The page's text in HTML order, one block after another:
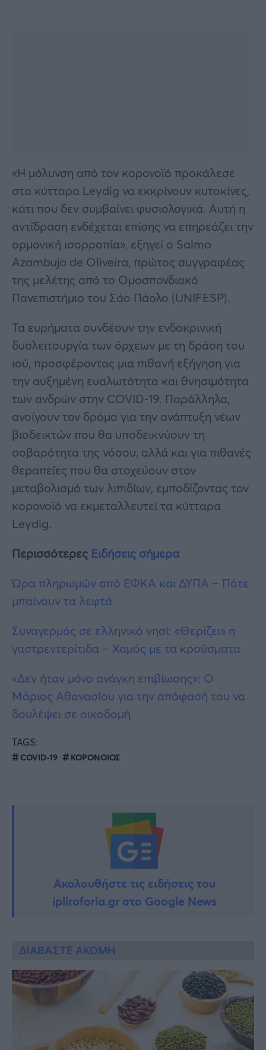
«Η μόλυνση από τον κορονοϊό προκάλεσε
στα κύτταρα Leydig να εκκρίνουν κυτοκίνες,
κάτι που δεν συμβαίνει φυσιολογικά. Αυτή η
αντίδραση ενδέχεται επίσης να επηρεάζει την
ορμονική ισορροπία», εξηγεί ο Salmo
Azambuja de Oliveira, πρώτος συγγραφέας
της μελέτης από το Ομοσπονδιακό
Πανεπιστήμιο του Σάο Πάολο (UNIFESP).
Τα ευρήματα συνδέουν την ενδοκρινική
δυσλειτουργία των όρχεων με τη δράση του
ιού, προσφέροντας μια πιθανή εξήγηση για
την αυξημένη ευαλωτότητα και θνησιμότητα
των ανδρών στην COVID-19. Παράλληλα,
ανοίγουν τον δρόμο για την ανάπτυξη νέων
βιοδεικτών που θα υποδεικνύουν τη
σοβαρότητα της νόσου, αλλά και για πιθανές
θεραπείες που θα στοχεύουν στον
μεταβολισμό των λιπιδίων, εμποδίζοντας τον
κορονοϊό να εκμεταλλευτεί τα κύτταρα
Leydig.
Περισσότερες Ειδήσεις σήμερα
Ώρα πληρωμών από ΕΦΚΑ και ΔΥΠΑ – Πότε
μπαίνουν τα λεφτά
Συναγερμός σε ελληνικό νησί: «Θερίζει» η
γαστρεντερίτιδα – Χαμός με τα κρούσματα
«Δεν ήταν μόνο ανάγκη επιβίωσης»: O
Μάριος Αθανασίου για την απόφασή του να
δουλέψει σε οικοδομή
TAGS:
COVID-19 ΚΟΡΟΝΟΙΟΣ
Ακολουθήστε τις ειδήσεις του
ipliroforia.gr στο Google News
ΔΙΑΒΑΣΤΕ ΑΚΟΜΗ